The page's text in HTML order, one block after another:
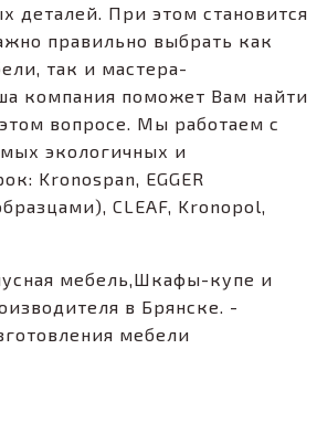
деталей. При этом становится
правильно выбрать как
так и мастера-
компания поможет Вам найти
вопросе. Мы работаем с
экологичных и
Kronospan, EGGER
CLEAF, Kronopol,